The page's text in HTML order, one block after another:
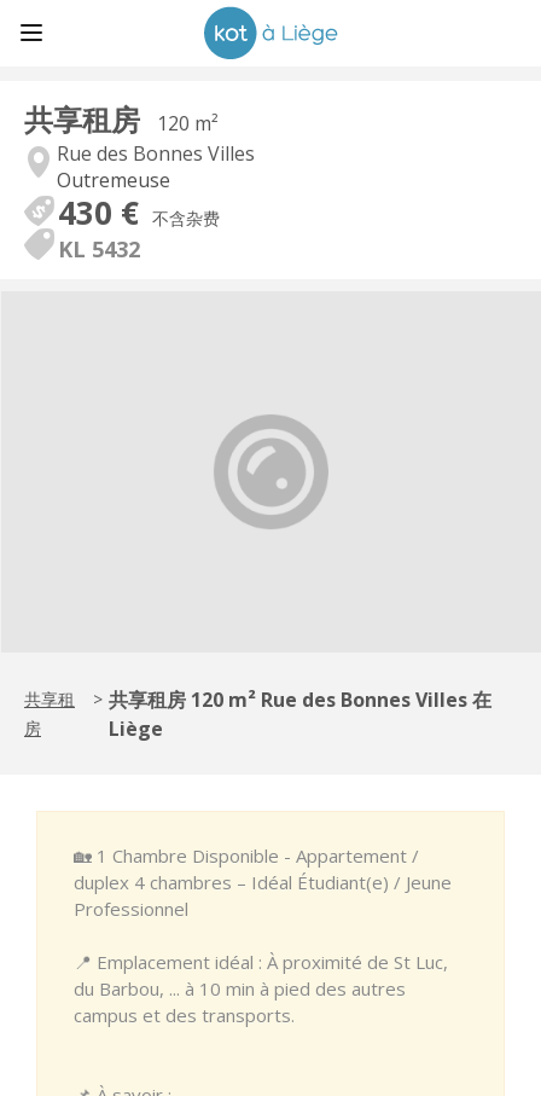
共享租房
120 m²
Rue des Bonnes Villes
Outremeuse
430 € 不含杂费
KL 5432
共享租
房
> 共享租房 120 m² Rue des Bonnes Villes 在
Liège
🏡 1 Chambre Disponible - Appartement /
duplex 4 chambres – Idéal Étudiant(e) / Jeune
Professionnel
📍 Emplacement idéal : À proximité de St Luc,
du Barbou, ... à 10 min à pied des autres
campus et des transports.